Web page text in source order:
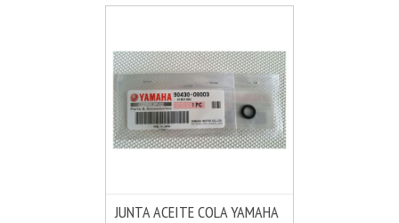
JUNTA ACEITE COLA YAMAHA